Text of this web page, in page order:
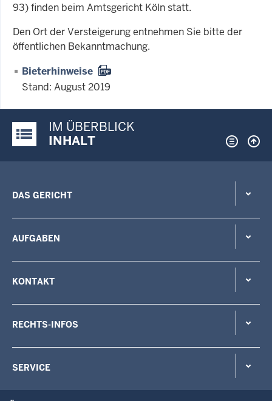
93) finden beim Amtsgericht Köln statt.
Den Ort der Versteigerung entnehmen Sie bitte der
öffentlichen Bekanntmachung.
Bieterhinweise
Stand: August 2019
Justiz-Portal im Überblick:
IM ÜBERBLICK
INHALT
DAS GERICHT
AUFGABEN
KONTAKT
RECHTS-INFOS
SERVICE